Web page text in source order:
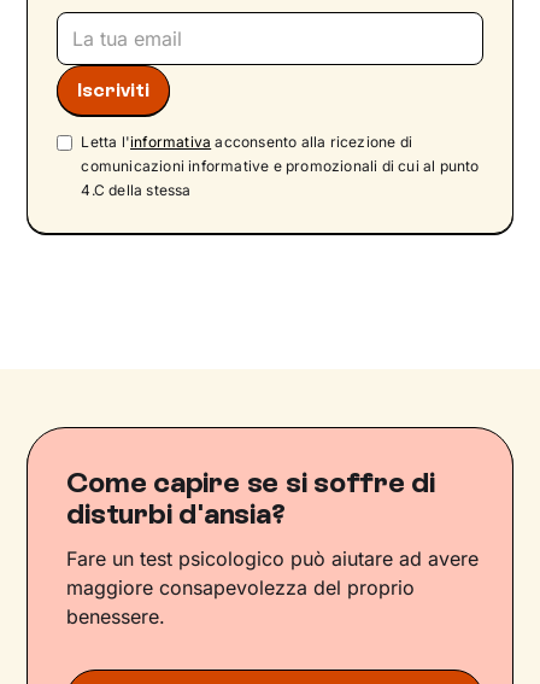
Letta l'informativa acconsento alla ricezione di
comunicazioni informative e promozionali di cui al punto
4.C della stessa
Come capire se si soffre di
disturbi d'ansia?
Fare un test psicologico può aiutare ad avere
maggiore consapevolezza del proprio
benessere.